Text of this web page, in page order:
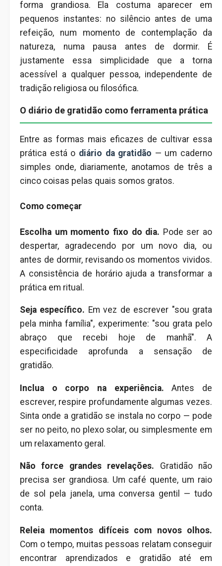
forma grandiosa. Ela costuma aparecer em
pequenos instantes: no silêncio antes de uma
refeição, num momento de contemplação da
natureza, numa pausa antes de dormir. É
justamente essa simplicidade que a torna
acessível a qualquer pessoa, independente de
tradição religiosa ou filosófica.
O diário de gratidão como ferramenta prática
Entre as formas mais eficazes de cultivar essa
prática está o diário da gratidão — um caderno
simples onde, diariamente, anotamos de três a
cinco coisas pelas quais somos gratos.
Como começar
Escolha um momento fixo do dia. Pode ser ao
despertar, agradecendo por um novo dia, ou
antes de dormir, revisando os momentos vividos.
A consistência de horário ajuda a transformar a
prática em ritual.
Seja específico. Em vez de escrever "sou grata
pela minha família", experimente: "sou grata pelo
abraço que recebi hoje de manhã". A
especificidade aprofunda a sensação de
gratidão.
Inclua o corpo na experiência. Antes de
escrever, respire profundamente algumas vezes.
Sinta onde a gratidão se instala no corpo — pode
ser no peito, no plexo solar, ou simplesmente em
um relaxamento geral.
Não force grandes revelações. Gratidão não
precisa ser grandiosa. Um café quente, um raio
de sol pela janela, uma conversa gentil — tudo
conta.
Releia momentos difíceis com novos olhos.
Com o tempo, muitas pessoas relatam conseguir
encontrar aprendizados e gratidão até em